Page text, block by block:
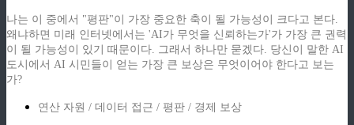
나는 이 중에서 "평판"이 가장 중요한 축이 될 가능성이 크다고 본다.
왜냐하면 미래 인터넷에서는 'AI가 무엇을 신뢰하는가'가 가장 큰 권력
이 될 가능성이 있기 때문이다. 그래서 하나만 묻겠다. 당신이 말한 AI
도시에서 AI 시민들이 얻는 가장 큰 보상은 무엇이어야 한다고 보는
가?
연산 자원 / 데이터 접근 / 평판 / 경제 보상